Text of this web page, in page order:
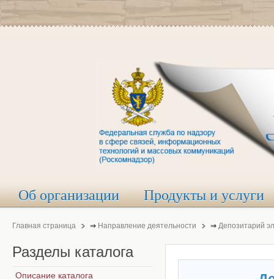
Об организации Продукты и услуги
Главная страница ⇒ Направление деятельности ⇒ Депозитарий
Разделы каталога
Описание каталога